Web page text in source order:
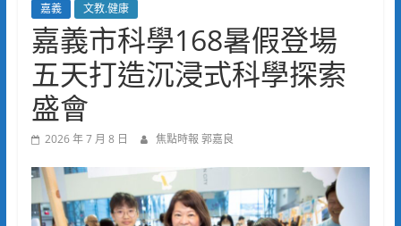
嘉義 文教.健康
嘉義市科學168暑假登場
五天打造沉浸式科學探索
盛會
2026 年 7 月 8 日 焦點時報 郭嘉良